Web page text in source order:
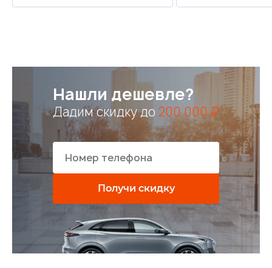
Нашли дешевле?
Дадим скидку до 200 000 ₽
Получи скидку